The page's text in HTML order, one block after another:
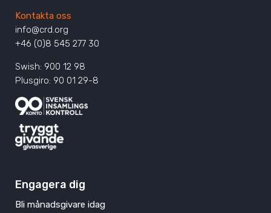
Kontakta oss
info@crd.org
+46 (0)8 545 277 30
Swish: 900 12 98
Plusgiro: 90 01 29-8
Engagera dig
Bli månadsgivare idag